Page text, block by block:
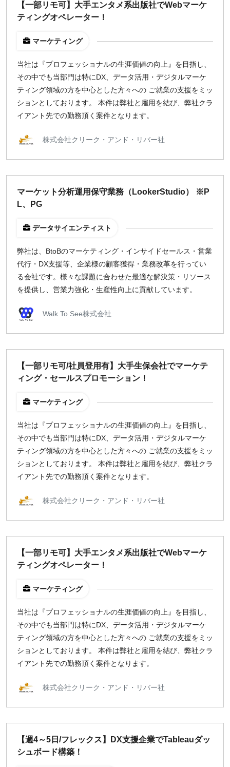
【一部リモ可】大手エンタメ系出版社でWebマーケ
ティングオペレーター！
マーケティング
当社は『プロフェッショナルの生涯価値の向上』を目指し、
その中でも当部門は特にDX、データ活用・デジタルマーケ
ティング領域の方を中心とした方々への ご就業の支援をミッ
ションとしております。 本件は弊社と雇用を結び、弊社クラ
イアント先での勤務頂く案件となります。
株式会社クリーク・アンド・リバー社
マーケット分析運用保守業務（LookerStudio） ※P
L、PG
データサイエンティスト
弊社は、BtoBのマーケティング・インサイドセールス・営業
代行・DX​支援等、企業様の顧客獲得・業務改革を行ってい
る会社です。様々な課題に合わせた最適な解決策・リソース
を提供し、営業力強化・生産性向上に貢献​しています。
Walk To See株式会社
【一部リモ可/社員登用有】大手生保会社でマーケテ
ィング・セールスプロモーション！
マーケティング
当社は『プロフェッショナルの生涯価値の向上』を目指し、
その中でも当部門は特にDX、データ活用・デジタルマーケ
ティング領域の方を中心とした方々への ご就業の支援をミッ
ションとしております。 本件は弊社と雇用を結び、弊社クラ
イアント先での勤務頂く案件となります。
株式会社クリーク・アンド・リバー社
【一部リモ可】大手エンタメ系出版社でWebマーケ
ティングオペレーター！
マーケティング
当社は『プロフェッショナルの生涯価値の向上』を目指し、
その中でも当部門は特にDX、データ活用・デジタルマーケ
ティング領域の方を中心とした方々への ご就業の支援をミッ
ションとしております。 本件は弊社と雇用を結び、弊社クラ
イアント先での勤務頂く案件となります。
株式会社クリーク・アンド・リバー社
【週4～5日/フレックス】DX支援企業でTableauダッ
シュボード構築！